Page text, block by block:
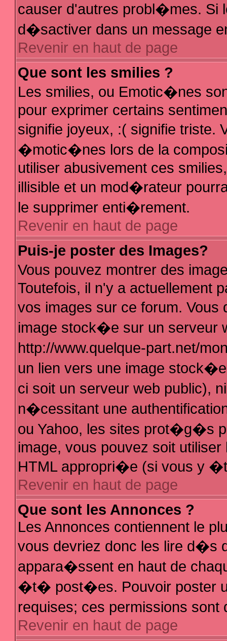
causer d'autres probl�mes. Si
d�sactiver dans un message
Revenir en haut de page
Que sont les smilies ?
Les smilies, ou Emotic�nes
pour exprimer certains
signifie joyeux, :( signifie triste.
�motic�nes lors de la
utiliser abusivement ces
illisible et un mod�rateur
le supprimer enti�rement.
Revenir en haut de page
Puis-je poster des Images?
Vous pouvez montrer des
Toutefois, il n'y a actuellement
vos images sur ce forum.
image stock�e sur un serveur
http://www.quelque-part.net/
un lien vers une image
ci soit un serveur web public),
n�cessitant une
ou Yahoo, les sites prot�g�s
image, vous pouvez soit
HTML appropri�e (si vous y
Revenir en haut de page
Que sont les Annonces ?
Les Annonces contiennent le
vous devriez donc les lire d�s
appara�ssent en haut de
�t� post�es. Pouvoir poster
requises; ces permissions
Revenir en haut de page